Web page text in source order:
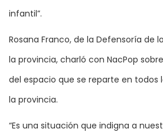
infantil”.
Rosana Franco, de la Defensoría de
la provincia, charló con NacPop
del espacio que se reparte en todos
la provincia.
“Es una situación que indigna a